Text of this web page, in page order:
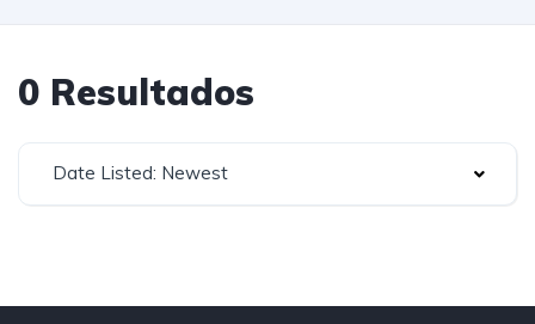
0 Resultados
Date Listed: Newest